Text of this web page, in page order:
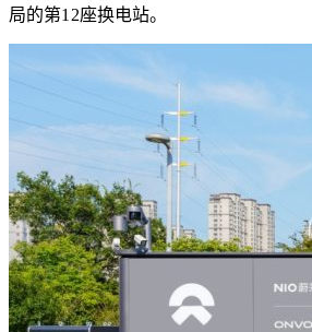
局的第12座换电站。